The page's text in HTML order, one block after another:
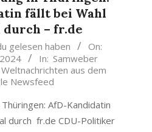
fällt bei Wahl
– fr.de
gelesen haben
On:
In: Samweber
aus dem
Newsfeed
AfD-Kandidatin
durch fr.de CDU-Politiker